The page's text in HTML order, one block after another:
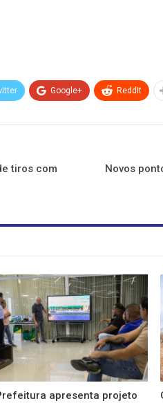
Google+ ReddIt
tiros com
Novos
apresenta projeto